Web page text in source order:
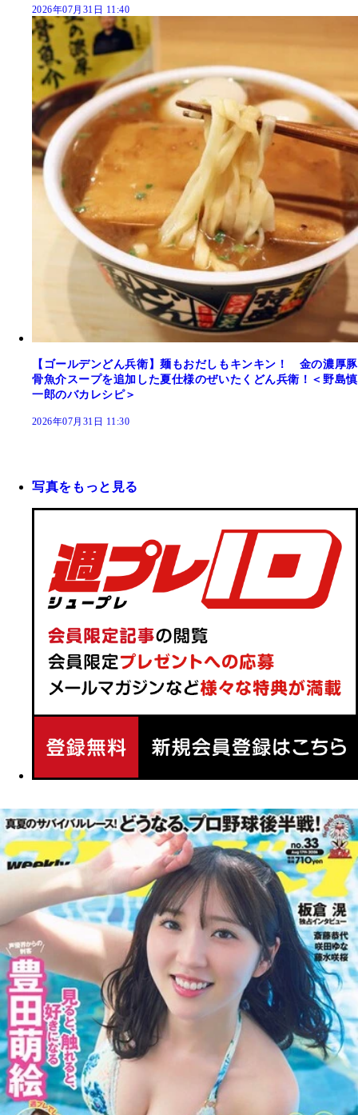
2026年07月31日 11:40
【ゴールデンどん兵衛】麺もおだしもキンキン！ 金の濃厚豚
骨魚介スープを追加した夏仕様のぜいたくどん兵衛！＜野島慎
一郎のバカレシピ＞
2026年07月31日 11:30
写真をもっと見る